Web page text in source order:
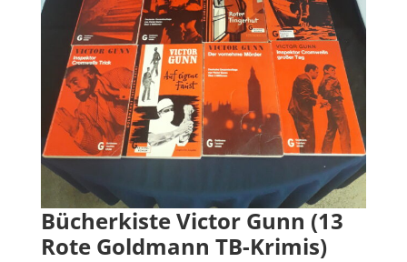
Bücherkiste Victor Gunn (13
Rote Goldmann TB-Krimis)